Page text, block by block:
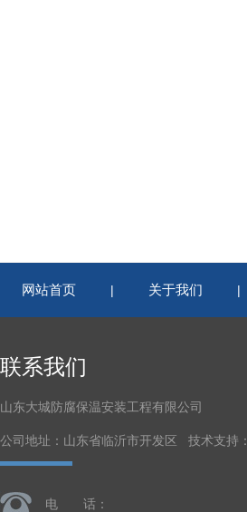
网站首页 | 关于我们 |
联系我们
山东大城防腐保温安装工程有限公司
公司地址：山东省临沂市开发区 技术支持：
电 话：